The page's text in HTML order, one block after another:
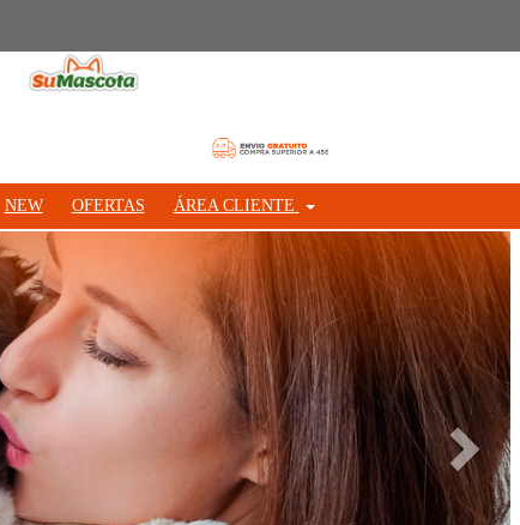
NEW OFERTAS ÁREA CLIENTE